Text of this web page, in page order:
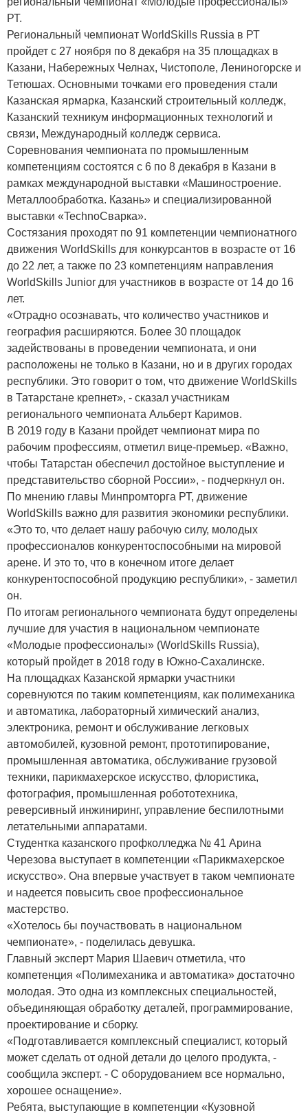
РТ.
Региональный чемпионат WorldSkills Russia в РТ
пройдет с 27 ноября по 8 декабря на 35 площадках в
Казани, Набережных Челнах, Чистополе, Лениногорске и
Тетюшах. Основными точками его проведения стали
Казанская ярмарка, Казанский строительный колледж,
Казанский техникум информационных технологий и
связи, Международный колледж сервиса.
Соревнования чемпионата по промышленным
компетенциям состоятся с 6 по 8 декабря в Казани в
рамках международной выставки «Машиностроение.
Металлообработка. Казань» и специализированной
выставки «TechnoСварка».
Состязания проходят по 91 компетенции чемпионатного
движения WorldSkills для конкурсантов в возрасте от 16
до 22 лет, а также по 23 компетенциям направления
WorldSkills Junior для участников в возрасте от 14 до 16
лет.
«Отрадно осознавать, что количество участников и
география расширяются. Более 30 площадок
задействованы в проведении чемпионата, и они
расположены не только в Казани, но и в других городах
республики. Это говорит о том, что движение WorldSkills
в Татарстане крепнет», - сказал участникам
регионального чемпионата Альберт Каримов.
В 2019 году в Казани пройдет чемпионат мира по
рабочим профессиям, отметил вице-премьер. «Важно,
чтобы Татарстан обеспечил достойное выступление и
представительство сборной России», - подчеркнул он.
По мнению главы Минпромторга РТ, движение
WorldSkills важно для развития экономики республики.
«Это то, что делает нашу рабочую силу, молодых
профессионалов конкурентоспособными на мировой
арене. И это то, что в конечном итоге делает
конкурентоспособной продукцию республики», - заметил
он.
По итогам регионального чемпионата будут определены
лучшие для участия в национальном чемпионате
«Молодые профессионалы» (WorldSkills Russia),
который пройдет в 2018 году в Южно-Сахалинске.
На площадках Казанской ярмарки участники
соревнуются по таким компетенциям, как полимеханика
и автоматика, лабораторный химический анализ,
электроника, ремонт и обслуживание легковых
автомобилей, кузовной ремонт, прототипирование,
промышленная автоматика, обслуживание грузовой
техники, парикмахерское искусство, флористика,
фотография, промышленная робототехника,
реверсивный инжиниринг, управление беспилотными
летательными аппаратами.
Студентка казанского профколледжа № 41 Арина
Черезова выступает в компетенции «Парикмахерское
искусство». Она впервые участвует в таком чемпионате
и надеется повысить свое профессиональное
мастерство.
«Хотелось бы поучаствовать в национальном
чемпионате», - поделилась девушка.
Главный эксперт Мария Шаевич отметила, что
компетенция «Полимеханика и автоматика» достаточно
молодая. Это одна из комплексных специальностей,
объединяющая обработку деталей, программирование,
проектирование и сборку.
«Подготавливается комплексный специалист, который
может сделать от одной детали до целого продукта, -
сообщила эксперт. - С оборудованием все нормально,
хорошее оснащение».
Ребята, выступающие в компетенции «Кузовной